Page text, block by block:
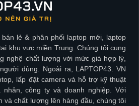
bán lẻ & phân phối laptop mới, laptop
khu vực miền Trung. Chúng tôi cung
nghệ chất lượng với mức giá hợp lý,
dùng. Ngoài ra, LAPTOP43. VN
lấp đặt camera và hỗ trợ kỹ thuật
nhân, công ty và doanh nghiệp. Với
và chất lượng lên hàng đầu, chúng tôi